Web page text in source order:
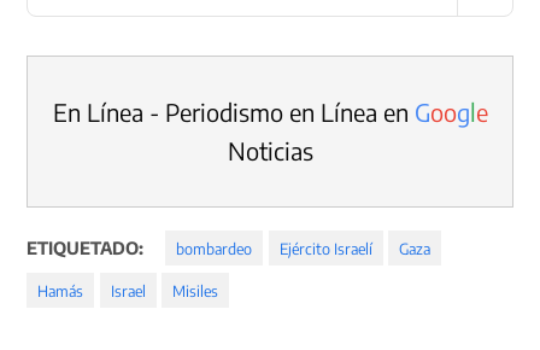
En Línea - Periodismo en Línea en Google
Noticias
ETIQUETADO: bombardeo Ejército Israelí Gaza
Hamás Israel Misiles